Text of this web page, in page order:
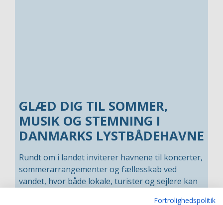
GLÆD DIG TIL SOMMER,
MUSIK OG STEMNING I
DANMARKS LYSTBÅDEHAVNE
Rundt om i landet inviterer havnene til koncerter,
sommerarrangementer og fællesskab ved
vandet, hvor både lokale, turister og sejlere kan
Fortrolighedspolitik